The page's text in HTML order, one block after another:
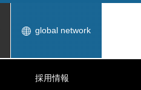
global network
採用情報